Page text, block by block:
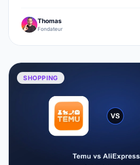
Thomas
Fondateur
SHOPPING